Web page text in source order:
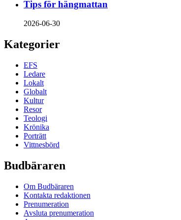
Tips för hängmattan
2026-06-30
Kategorier
EFS
Ledare
Lokalt
Globalt
Kultur
Resor
Teologi
Krönika
Porträtt
Vittnesbörd
Budbäraren
Om Budbäraren
Kontakta redaktionen
Prenumeration
Avsluta prenumeration